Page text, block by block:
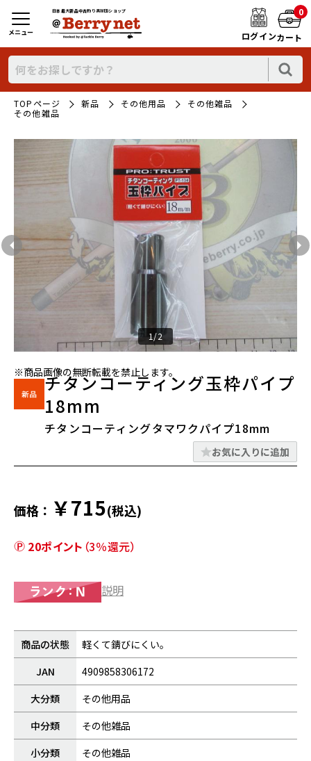
日本最大新品中古釣り具WEBショップ
ログイン
0
カート
メニュー
TOPページ 新品 その他用品
その他雑品
その他雑品
1/2
※商品画像の無断転載を禁止します。
チタンコーティング玉枠パイプ
18mm
チタンコーティングタマワクパイプ18mm
お気に入りに追加
価格： ￥715(税込)
20ポイント （3％還元）
説明
商品の状態
軽くて錆びにくい。
JAN
4909858306172
大分類
その他用品
中分類
その他雑品
小分類
その他雑品